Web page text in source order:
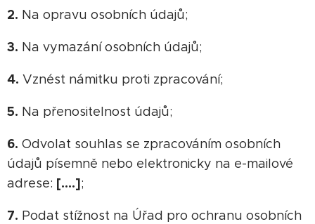
2. Na opravu osobních údajů;
3. Na vymazání osobních údajů;
4. Vznést námitku proti zpracování;
5. Na přenositelnost údajů;
6. Odvolat souhlas se zpracováním osobních
údajů písemně nebo elektronicky na e-mailové
adrese: [….];
7. Podat stížnost na Úřad pro ochranu osobních